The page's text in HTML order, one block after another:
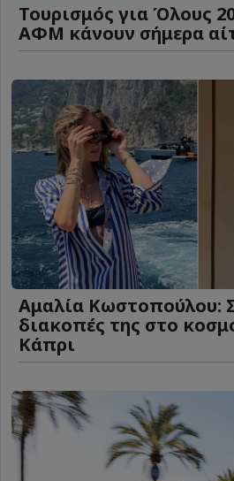
Τουρισμός για Όλους
ΑΦΜ κάνουν σήμερα
Αμαλία Κωστοπούλου:
διακοπές της στο
Κάπρι